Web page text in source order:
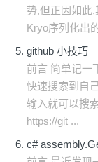
势,但正因如此
Kryo序列化出
github 小技巧
前言 简单记一
快速搜索到自
输入就可以搜
https://git ...
c#